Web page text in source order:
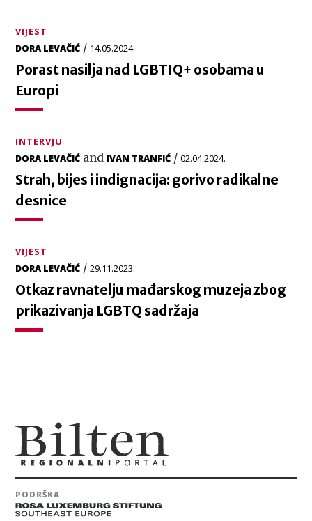
VIJEST
DORA LEVAČIĆ / 14.05.2024.
Porast nasilja nad LGBTIQ+ osobama u
Europi
INTERVJU
DORA LEVAČIĆ and IVAN TRANFIĆ /02.04.2024.
Strah, bijes i indignacija: gorivo radikalne
desnice
VIJEST
DORA LEVAČIĆ /29.11.2023.
Otkaz ravnatelju mađarskog muzeja zbog
prikazivanja LGBTQ sadržaja
PODRŠKA